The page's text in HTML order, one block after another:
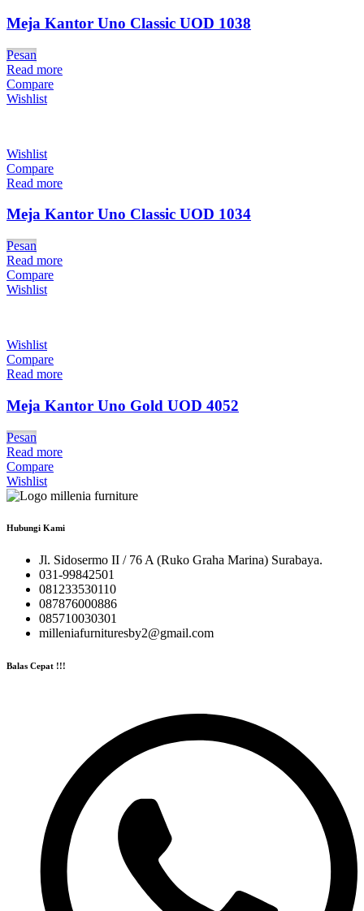
Meja Kantor Uno Classic UOD 1038
Pesan
Read more
Compare
Wishlist
Wishlist
Compare
Read more
Meja Kantor Uno Classic UOD 1034
Pesan
Read more
Compare
Wishlist
Wishlist
Compare
Read more
Meja Kantor Uno Gold UOD 4052
Pesan
Read more
Compare
Wishlist
Hubungi Kami
Jl. Sidosermo II / 76 A (Ruko Graha Marina) Surabaya.
031-99842501
081233530110
087876000886
085710030301
milleniafurnituresby2@gmail.com
Balas Cepat !!!